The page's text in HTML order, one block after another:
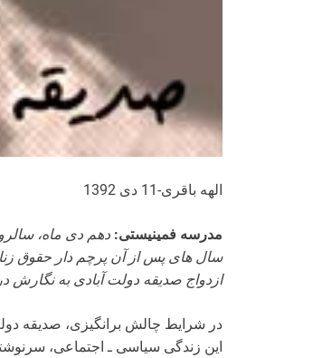
الهه باقری-11 دی 1392
مدرسه فمینیستی: دهم دی ماه،
سال های پس از آن پرچم دار حقوق
ازدواج صدیقه دولت آبادی به نگارش
در شرایط چالش برانگیزی، صدیقه
این زندگی سیاسی ـ اجتماعی،